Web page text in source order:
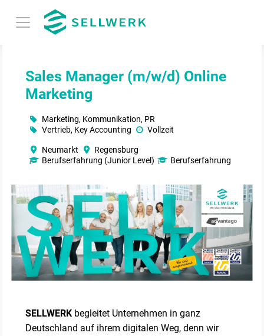
Sales Manager (m/w/d) Online
Marketing
Neumarkt
Regensburg
Berufserfahrung (Junior Level)
Berufserfahrung
Marketing, Kommunikation, PR
Vertrieb, Key Accounting
Vollzeit
SELLWERK begleitet Unternehmen in ganz
Deutschland auf ihrem digitalen Weg, denn wir